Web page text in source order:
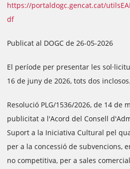
https://portaldogc.gencat.cat/
df
Publicat al DOGC de 26-05-2026
El període per presentar les
16 de juny de 2026, tots dos inclosos.
Resolució PLG/1536/2026, de 14 de
publicitat a l'Acord del Consell
Suport a la Iniciativa Cultural pel
per a la concessió de subvencions,
no competitiva, per a sales